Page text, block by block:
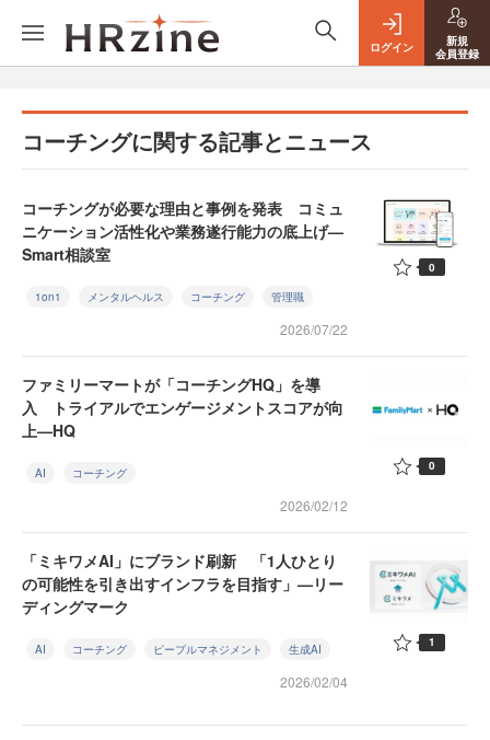
ログイン
新規
会員登録
コーチングに関する記事とニュース
コーチングが必要な理由と事例を発表 コミュ
ニケーション活性化や業務遂行能力の底上げ—
Smart相談室
1on1 メンタルヘルス コーチング 管理職
2026/07/22
0
ファミリーマートが「コーチングHQ」を導
入 トライアルでエンゲージメントスコアが向
上—HQ
AI コーチング
2026/02/12
0
「ミキワメAI」にブランド刷新 「1人ひとり
の可能性を引き出すインフラを目指す」—リー
ディングマーク
AI コーチング ピープルマネジメント 生成AI
2026/02/04
1